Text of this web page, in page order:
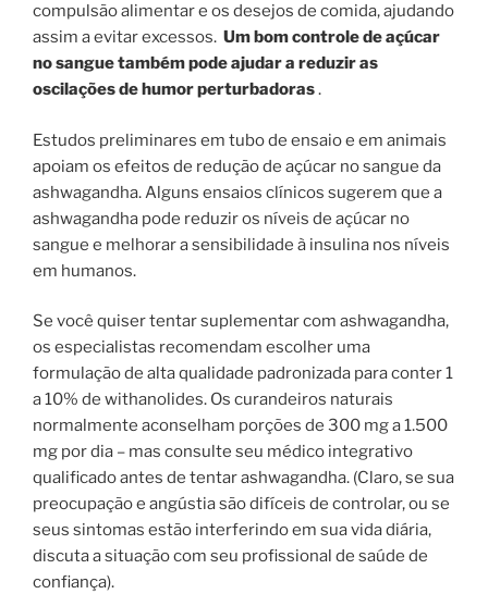
compulsão alimentar e os desejos de comida, ajudando
assim a evitar excessos. Um bom controle de açúcar
no sangue também pode ajudar a reduzir as
oscilações de humor perturbadoras.
Estudos preliminares em tubo de ensaio e em animais
apoiam os efeitos de redução de açúcar no sangue da
ashwagandha. Alguns ensaios clínicos sugerem que a
ashwagandha pode reduzir os níveis de açúcar no
sangue e melhorar a sensibilidade à insulina nos níveis
em humanos.
Se você quiser tentar suplementar com ashwagandha,
os especialistas recomendam escolher uma
formulação de alta qualidade padronizada para conter 1
a 10% de withanolides. Os curandeiros naturais
normalmente aconselham porções de 300 mg a 1.500
mg por dia – mas consulte seu médico integrativo
qualificado antes de tentar ashwagandha. (Claro, se sua
preocupação e angústia são difíceis de controlar, ou se
seus sintomas estão interferindo em sua vida diária,
discuta a situação com seu profissional de saúde de
confiança).